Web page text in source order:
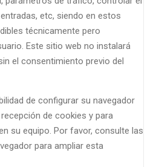
etc, siendo en estos
técnicamente pero
Este sitio web no instalará
el consentimiento previo del
de configurar su navegador
de cookies y para
su equipo. Por favor, consulte las
para ampliar esta